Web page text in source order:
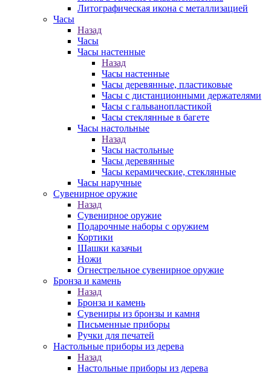
Литографическая икона с металлизацией
Часы
Назад
Часы
Часы настенные
Назад
Часы настенные
Часы деревянные, пластиковые
Часы с дистанционными держателями
Часы с гальванопластикой
Часы стеклянные в багете
Часы настольные
Назад
Часы настольные
Часы деревянные
Часы керамические, стеклянные
Часы наручные
Сувенирное оружие
Назад
Сувенирное оружие
Подарочные наборы с оружием
Кортики
Шашки казачьи
Ножи
Огнестрельное сувенирное оружие
Бронза и камень
Назад
Бронза и камень
Сувениры из бронзы и камня
Письменные приборы
Ручки для печатей
Настольные приборы из дерева
Назад
Настольные приборы из дерева